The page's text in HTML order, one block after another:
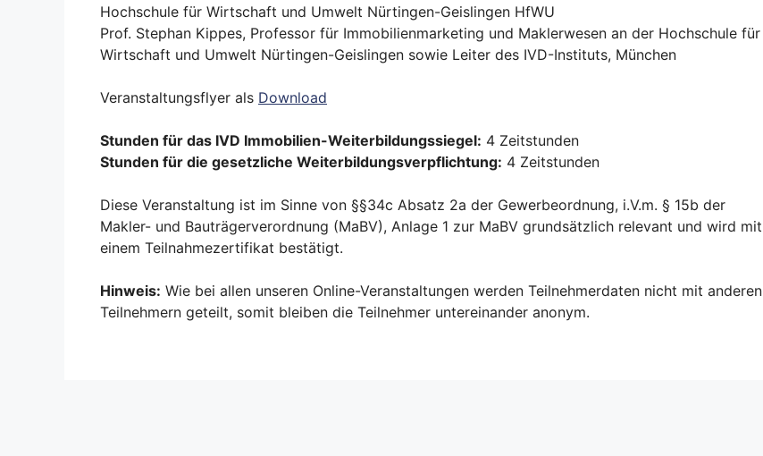
Hochschule für Wirtschaft und Umwelt Nürtingen-Geislingen HfWU
Prof. Stephan Kippes, Professor für Immobilienmarketing und Maklerwesen an der Hochschule für
Wirtschaft und Umwelt Nürtingen-Geislingen sowie Leiter des IVD-Instituts, München
Veranstaltungsflyer als Download
Stunden für das IVD Immobilien-Weiterbildungssiegel: 4 Zeitstunden
Stunden für die gesetzliche Weiterbildungsverpflichtung: 4 Zeitstunden
Diese Veranstaltung ist im Sinne von §§34c Absatz 2a der Gewerbeordnung, i.V.m. § 15b der
Makler- und Bauträgerverordnung (MaBV), Anlage 1 zur MaBV grundsätzlich relevant und wird mit
einem Teilnahmezertifikat bestätigt.
Hinweis: Wie bei allen unseren Online-Veranstaltungen werden Teilnehmerdaten nicht mit anderen
Teilnehmern geteilt, somit bleiben die Teilnehmer untereinander anonym.